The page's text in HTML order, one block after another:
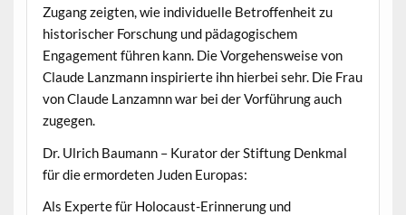
Zugang zeigten, wie individuelle Betroffenheit zu
historischer Forschung und pädagogischem
Engagement führen kann. Die Vorgehensweise von
Claude Lanzmann inspirierte ihn hierbei sehr. Die Frau
von Claude Lanzamnn war bei der Vorführung auch
zugegen.
Dr. Ulrich Baumann – Kurator der Stiftung Denkmal
für die ermordeten Juden Europas:
Als Experte für Holocaust-Erinnerung und